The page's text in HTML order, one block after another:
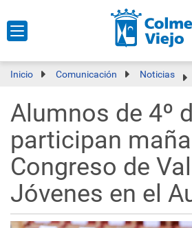
Inicio Comunicación Noticias
Alumnos de 4º
participan
Congreso de
Jóvenes en el